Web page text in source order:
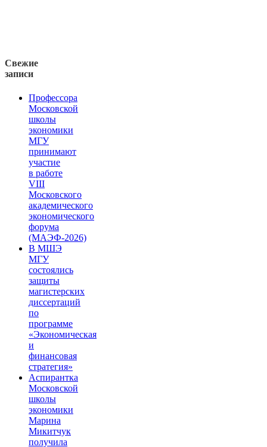
Свежие
записи
Профессора
Московской
школы
экономики
МГУ
принимают
участие
в работе
VIII
Московского
академического
экономического
форума
(МАЭФ-2026)
В МШЭ
МГУ
состоялись
защиты
магистерских
диссертаций
по
программе
«Экономическая
и
финансовая
стратегия»
Аспирантка
Московской
школы
экономики
Марина
Микитчук
получила